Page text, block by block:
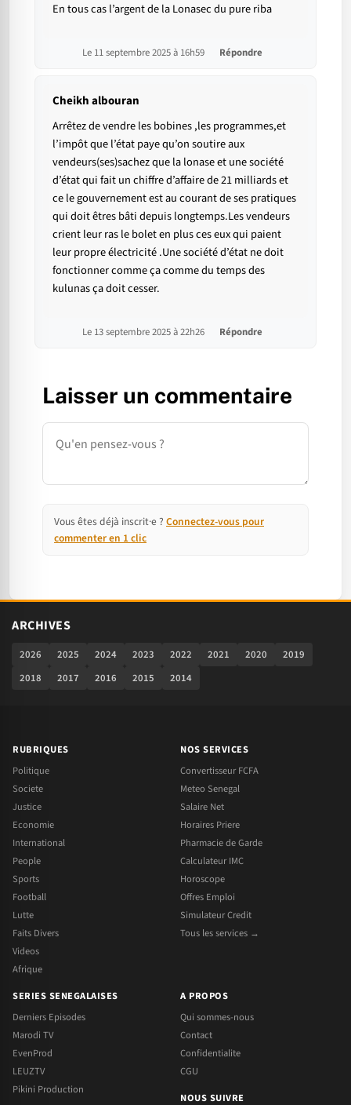
En tous cas l’argent de la Lonasec du pure riba
Le 11 septembre 2025 à 16h59 Répondre
Cheikh albouran
Arrêtez de vendre les bobines ,les programmes,et
l’impôt que l’état paye qu’on soutire aux
vendeurs(ses)sachez que la lonase et une société
d’état qui fait un chiffre d’affaire de 21 milliards et
ce le gouvernement est au courant de ses pratiques
qui doit êtres bâti depuis longtemps.Les vendeurs
crient leur ras le bolet en plus ces eux qui paient
leur propre électricité .Une société d’état ne doit
fonctionner comme ça comme du temps des
kulunas ça doit cesser.
Le 13 septembre 2025 à 22h26 Répondre
Laisser un commentaire
Commentaire
Vous êtes déjà inscrit·e ? Connectez-vous pour
commenter en 1 clic
ARCHIVES
2026 2025 2024 2023 2022 2021 2020
2019
2018
2017 2016 2015 2014
RUBRIQUES
Politique
Societe
Justice
Economie
International
People
Sports
Football
Lutte
Faits Divers
Videos
Afrique
NOS SERVICES
Convertisseur FCFA
Meteo Senegal
Salaire Net
Horaires Priere
Pharmacie de Garde
Calculateur IMC
Horoscope
Offres Emploi
Simulateur Credit
Tous les services →
SERIES SENEGALAISES
Derniers Episodes
Marodi TV
EvenProd
LEUZTV
Pikini Production
A PROPOS
Qui sommes-nous
Contact
Confidentialite
CGU
NOUS SUIVRE